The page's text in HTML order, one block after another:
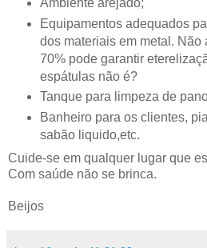
Equipamentos adequados
dos materiais em metal. Não
70% pode garantir
espátulas não é?
Tanque para limpeza de
Banheiro para os clientes,
sabão liquido,etc.
Cuide-se em qualquer lugar que
Com saúde não se brinca.
Beijos